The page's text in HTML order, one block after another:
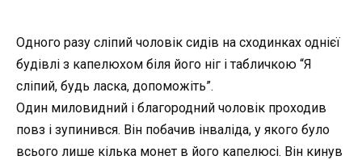
Одного разу сліпий чоловік сидів на сходинках однієї
будівлі з капелюхом біля його ніг і табличкою “Я
сліпий, будь ласка, допоможіть”.
Один миловидний і благородний чоловік проходив
повз і зупинився. Він побачив інваліда, у якого було
всього лише кілька монет в його капелюсі. Він кинув